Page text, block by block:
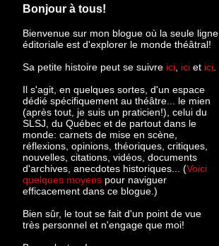
Bonjour à tous!
Bienvenue sur mon blogue où la seule ligne
éditoriale est d'explorer le monde théâtral!
Sa petite histoire peut se suivre ici ici et ici
Il s'agit, en quelques sortes, d'un espace
dédié spécifiquement au théâtre... le mien
(après tout, je suis un praticien!), celui du
SLSJ, du Québec et de partout dans le
monde: carnets de mise en scène,
réflexions, opinions, théoriques, critiques,
nouvelles, citations, vidéos, documents
d'archives, anecdotes historiques... (Voici
quelques moyens pour naviguer
efficacement dans ce blogue.)
Bien sûr, le tout se fait d'un point de vue
très personnel et n'engage que moi!